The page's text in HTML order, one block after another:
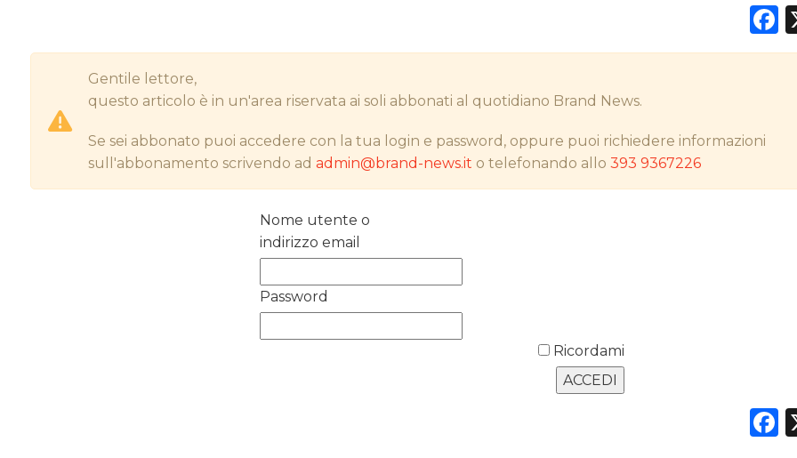
PREVISIONI/SCENARI
Gentile lettore,
questo articolo è in un'area riservata ai soli abbonati al quotidiano Brand News.
Se sei abbonato puoi accedere con la tua login e password, oppure puoi richiedere informazioni
sull'abbonamento scrivendo adadmin@brand-news.it o telefonando allo393 9367226
Nome utente o
indirizzo email
Password
Ricordami